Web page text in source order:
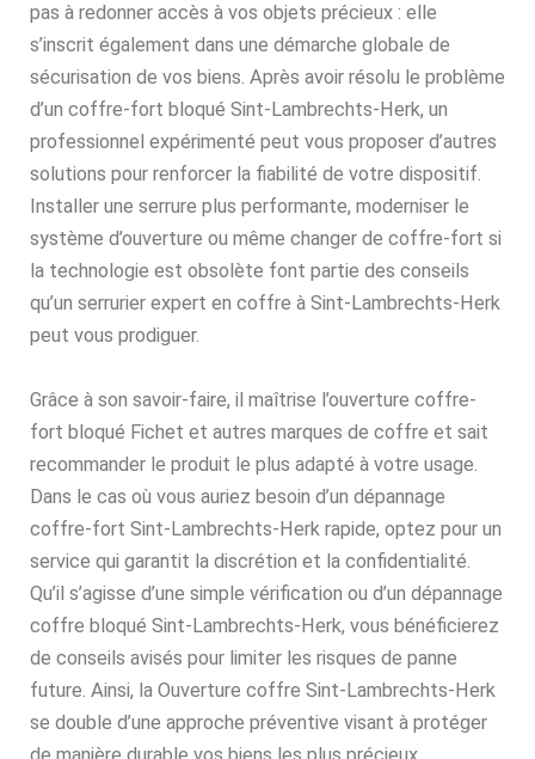
pas à redonner accès à vos objets précieux : elle
s’inscrit également dans une démarche globale de
sécurisation de vos biens. Après avoir résolu le problème
d’un coffre-fort bloqué Sint-Lambrechts-Herk, un
professionnel expérimenté peut vous proposer d’autres
solutions pour renforcer la fiabilité de votre dispositif.
Installer une serrure plus performante, moderniser le
système d’ouverture ou même changer de coffre-fort si
la technologie est obsolète font partie des conseils
qu’un serrurier expert en coffre à Sint-Lambrechts-Herk
peut vous prodiguer.
Grâce à son savoir-faire, il maîtrise l’ouverture coffre-
fort bloqué Fichet et autres marques de coffre et sait
recommander le produit le plus adapté à votre usage.
Dans le cas où vous auriez besoin d’un dépannage
coffre-fort Sint-Lambrechts-Herk rapide, optez pour un
service qui garantit la discrétion et la confidentialité.
Qu’il s’agisse d’une simple vérification ou d’un dépannage
coffre bloqué Sint-Lambrechts-Herk, vous bénéficierez
de conseils avisés pour limiter les risques de panne
future. Ainsi, la Ouverture coffre Sint-Lambrechts-Herk
se double d’une approche préventive visant à protéger